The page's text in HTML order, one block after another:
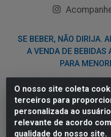
O nosso site coleta
terceiros para
personalizada ao
relevante de acordo
qualidade do nosso site.
SE BEBER, NÃO DIRIJA.
A VENDA DE BEBIDAS
PARA
Nordil Distribuidora -
Sesi - Bayeux/PB -